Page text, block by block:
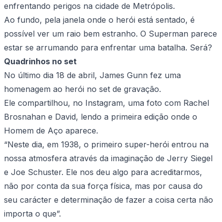
enfrentando perigos na cidade de Metrópolis.
Ao fundo, pela janela onde o herói está sentado, é
possível ver um raio bem estranho. O Superman parece
estar se arrumando para enfrentar uma batalha. Será?
Quadrinhos no set
No último dia 18 de abril, James Gunn fez uma
homenagem ao herói no set de gravação.
Ele compartilhou, no Instagram, uma foto com Rachel
Brosnahan e David, lendo a primeira edição onde o
Homem de Aço aparece.
“Neste dia, em 1938, o primeiro super-herói entrou na
nossa atmosfera através da imaginação de Jerry Siegel
e Joe Schuster. Ele nos deu algo para acreditarmos,
não por conta da sua força física, mas por causa do
seu carácter e determinação de fazer a coisa certa não
importa o que”.